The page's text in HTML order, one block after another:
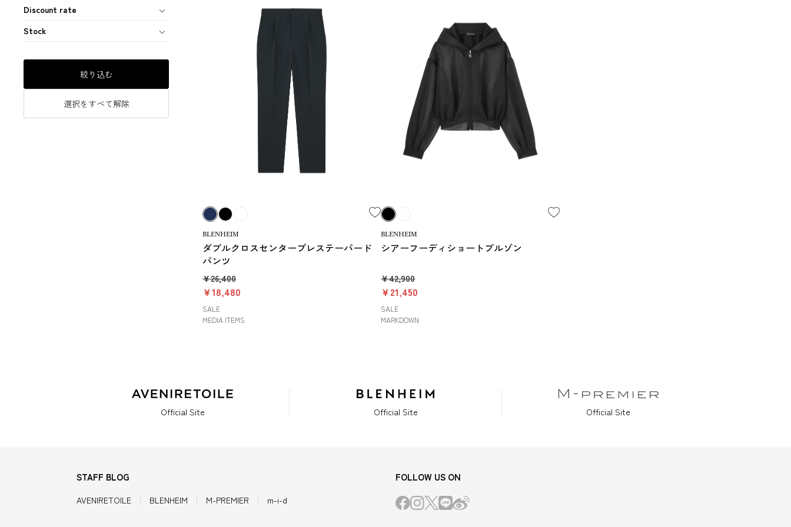
Discount rate
Stock
絞り込む
選択をすべて解除
BLENHEIM
ダブルクロスセンタープレステーパード
パンツ
￥26,400
￥18,480
SALE
MEDIA ITEMS
BLENHEIM
シアーフーディショートブルゾン
￥42,900
￥21,450
SALE
MARKDOWN
Official Site Official Site Official Site
STAFF BLOG
AVENIRETOILE BLENHEIM M-PREMIER m-i-d
FOLLOW US ON